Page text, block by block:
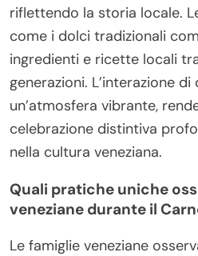
riflettendo la storia locale.
come i dolci tradizionali
ingredienti e ricette locali
generazioni. L’interazione
un’atmosfera vibrante,
celebrazione distintiva
nella cultura veneziana.
Quali pratiche uniche
veneziane durante il
Le famiglie veneziane